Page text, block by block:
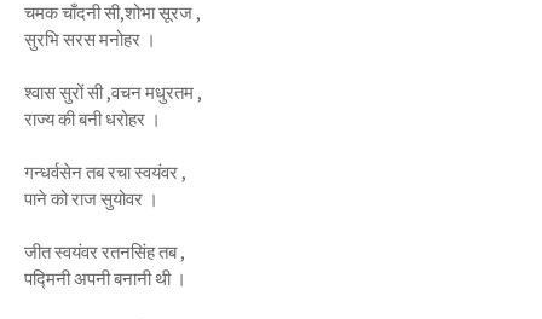
चमक चाँदनी सी,शोभा सूरज ,
सुरभि सरस मनोहर ।
श्वास सुरों सी ,वचन मधुरतम ,
राज्य की बनी धरोहर ।
गन्धर्वसेन तब रचा स्वयंवर ,
पाने को राज सुयोवर ।
जीत स्वयंवर रतनसिंह तब ,
पद्मिनी अपनी बनानी थी ।